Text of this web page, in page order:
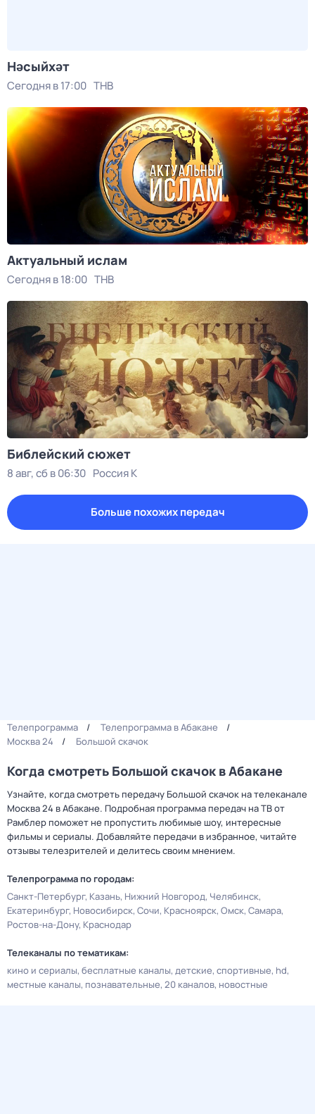
Нәсыйхәт
Сегодня в 17:00 ТНВ
Актуальный ислам
Сегодня в 18:00 ТНВ
Библейский сюжет
8 авг, сб в 06:30 Россия К
Больше похожих передач
Телепрограмма
Телепрограмма в Абакане
Москва 24
Большой скачок
Когда смотреть Большой скачок в Абакане
Узнайте, когда смотреть передачу Большой скачок на телеканале
Москва 24 в Абакане. Подробная программа передач на ТВ от
Рамблер поможет не пропустить любимые шоу, интересные
фильмы и сериалы. Добавляйте передачи в избранное, читайте
отзывы телезрителей и делитесь своим мнением.
Телепрограмма по городам:
Санкт-Петербург Казань Нижний Новгород Челябинск
Екатеринбург Новосибирск Сочи Красноярск Омск Самара
Ростов-на-Дону Краснодар
Телеканалы по тематикам:
кино и сериалы бесплатные каналы детские спортивные hd
местные каналы познавательные 20 каналов новостные